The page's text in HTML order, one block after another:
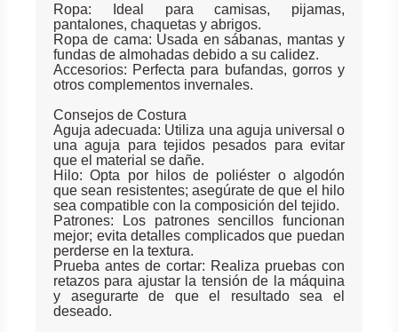
Ropa: Ideal para camisas, pijamas,
pantalones, chaquetas y abrigos.
Ropa de cama: Usada en sábanas, mantas y
fundas de almohadas debido a su calidez.
Accesorios: Perfecta para bufandas, gorros y
otros complementos invernales.
Consejos de Costura
Aguja adecuada: Utiliza una aguja universal o
una aguja para tejidos pesados para evitar
que el material se dañe.
Hilo: Opta por hilos de poliéster o algodón
que sean resistentes; asegúrate de que el hilo
sea compatible con la composición del tejido.
Patrones: Los patrones sencillos funcionan
mejor; evita detalles complicados que puedan
perderse en la textura.
Prueba antes de cortar: Realiza pruebas con
retazos para ajustar la tensión de la máquina
y asegurarte de que el resultado sea el
deseado.